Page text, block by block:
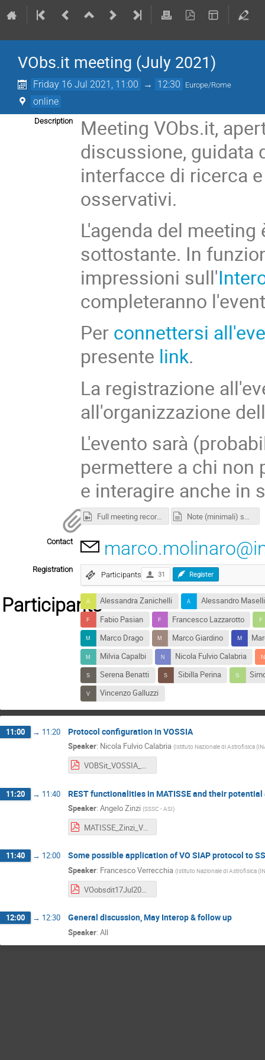
VObs.it meeting (July 2021)
Friday 16 Jul 2021, 11:00 → 12:30 Europe/Rome
online
Description
Meeting VObs.it,
discussione, guidata
interfacce di ricerca
osservativi.
L'agenda del
sottostante. In
impressioni sull'
completeranno
Per connettersi
presente link.
La registrazione
all'organizzazione
L'evento sarà
permettere a chi
e interagire anche in
Full meeting recording [480MB] Note (minimali) sui punti aperti di discussione
Contact
Registration
Participants 31 Register
ParticipantsAlessandra Zanichelli
Alessandro Maselli
Fabio Pasian
Francesco Lazzarotto
Marco Drago
Marco Giardino
Milvia Capalbi
Nicola Fulvio Calabria
Serena Benatti
Sibilla Perina
Vincenzo Galluzzi
11:00 → 11:20 Protocol configuration in VOSSIA
Speaker: Nicola Fulvio Calabria (Istituto Nazionale di Astrofisica
VOBSit_VOSSIA_calabria_16_7_21.pdf
11:20 → 11:40 REST functionalities in MATISSE and their
Speaker: Angelo Zinzi (SSSC - ASI)
MATISSE_Zinzi_VOSSIA.pdf
11:40 → 12:00 Some possible application of VO SIAP protocol to
Speaker: Francesco Verrecchia (Istituto Nazionale di Astrofisica
VOobsdit17Jul2021_SSDC_SIAP-Archives-sh-ma.pdf
12:00 → 12:30 General discussion, May Interop & follow up
Speaker: All